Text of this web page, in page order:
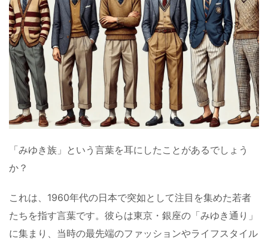
「みゆき族」という言葉を耳にしたことがあるでしょう
か？
これは、1960年代の日本で突如として注目を集めた若者
たちを指す言葉です。彼らは東京・銀座の「みゆき通り」
に集まり、当時の最先端のファッションやライフスタイル